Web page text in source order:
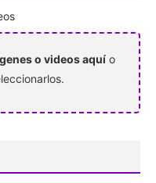
o videos aquí o